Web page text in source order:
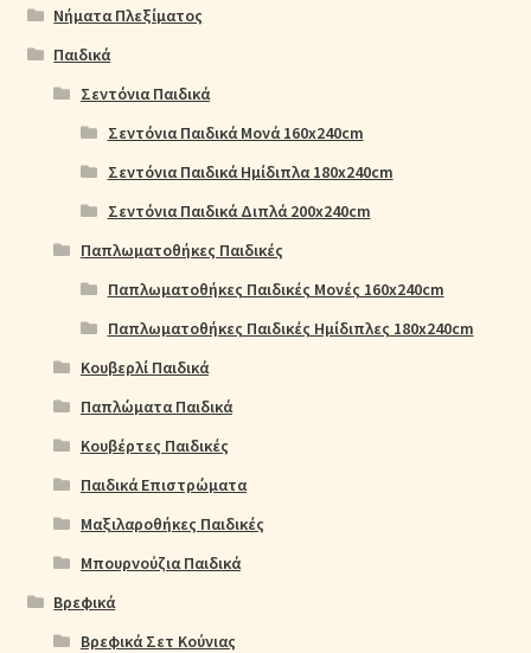
Νήματα Πλεξίματος
Παιδικά
Σεντόνια Παιδικά
Σεντόνια Παιδικά Μονά 160x240cm
Σεντόνια Παιδικά Ημίδιπλα 180x240cm
Σεντόνια Παιδικά Διπλά 200x240cm
Παπλωματοθήκες Παιδικές
Παπλωματοθήκες Παιδικές Μονές 160x240cm
Παπλωματοθήκες Παιδικές Ημίδιπλες 180x240cm
Κουβερλί Παιδικά
Παπλώματα Παιδικά
Κουβέρτες Παιδικές
Παιδικά Επιστρώματα
Μαξιλαροθήκες Παιδικές
Μπουρνούζια Παιδικά
Βρεφικά
Βρεφικά Σετ Κούνιας